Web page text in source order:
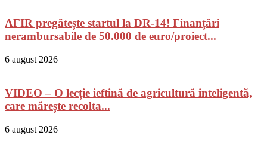
AFIR pregătește startul la DR-14! Finanțări
nerambursabile de 50.000 de euro/proiect...
6 august 2026
VIDEO – O lecție ieftină de agricultură inteligentă,
care mărește recolta...
6 august 2026